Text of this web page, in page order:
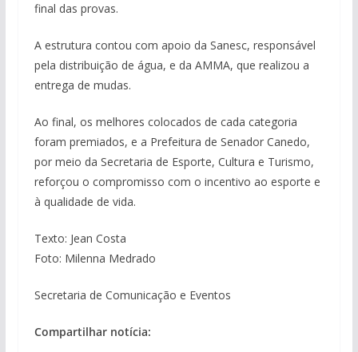
final das provas.
A estrutura contou com apoio da Sanesc, responsável
pela distribuição de água, e da AMMA, que realizou a
entrega de mudas.
Ao final, os melhores colocados de cada categoria
foram premiados, e a Prefeitura de Senador Canedo,
por meio da Secretaria de Esporte, Cultura e Turismo,
reforçou o compromisso com o incentivo ao esporte e
à qualidade de vida.
Texto: Jean Costa
Foto: Milenna Medrado
Secretaria de Comunicação e Eventos
Compartilhar notícia: